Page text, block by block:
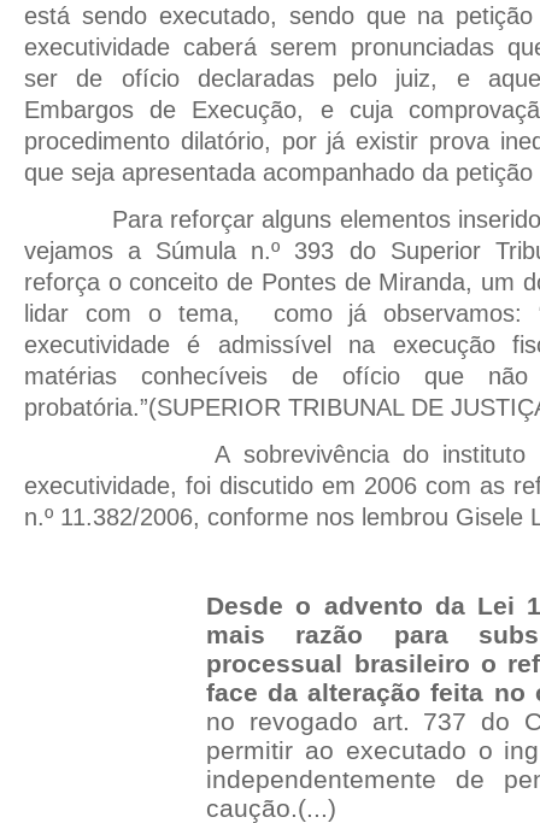
está sendo executado, sendo que na
executividade caberá serem pronunciadas
ser de ofício declaradas pelo juiz, e
Embargos de Execução, e cuja
procedimento dilatório, por já existir prova
que seja apresentada acompanhado da
Para reforçar alguns elementos
vejamos a Súmula n.º 393 do Superior
reforça o conceito de Pontes de Miranda, um
lidar com o tema,
como já
executividade é admissível na execução
matérias conhecíveis de ofício que não
probatória.”(SUPERIOR TRIBUNAL DE
A sobrevivência do
executividade, foi discutido em 2006 com as
n.º 11.382/2006, conforme nos lembrou Gisele
Desde o advento da Lei
mais razão para
processual brasileiro o
face da alteração feita no
no revogado art. 737 do
permitir ao executado o
independentemente de
caução.(...)